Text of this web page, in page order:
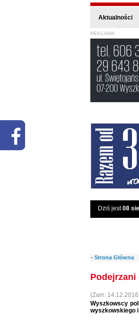
Aktualności
REKLAMA
Dziś jest08
- Strona Główna
Podejrzani
(Zam:
Wyszkowscy
wyszkowskiego